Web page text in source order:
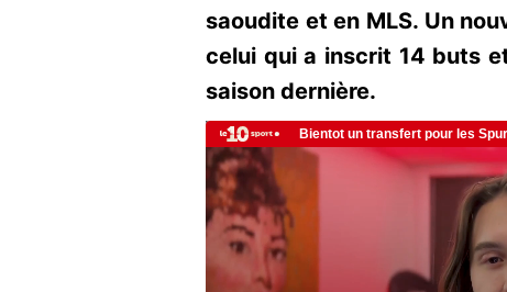
saoudite et en MLS. Un
celui qui a inscrit 14 buts
saison dernière.